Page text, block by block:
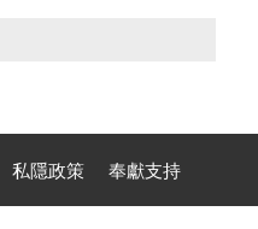
私隱政策 奉獻支持